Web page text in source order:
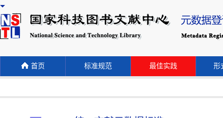
首页 标准规范 最佳实践 形